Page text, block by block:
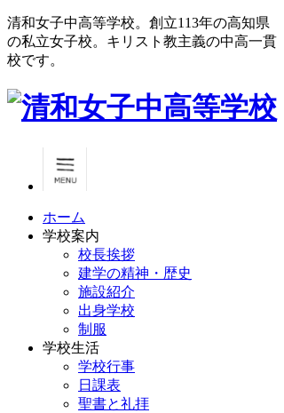
清和女子中高等学校。創立113年の高知県
の私立女子校。キリスト教主義の中高一貫
校です。
ホーム
学校案内
校長挨拶
建学の精神・歴史
施設紹介
出身学校
制服
学校生活
学校行事
日課表
聖書と礼拝